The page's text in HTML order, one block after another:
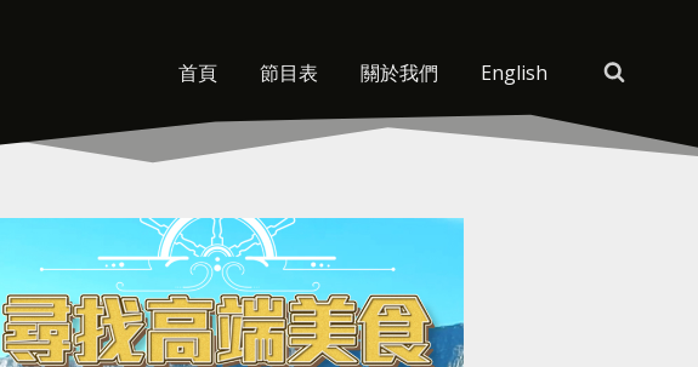
首頁 節目表 關於我們 English